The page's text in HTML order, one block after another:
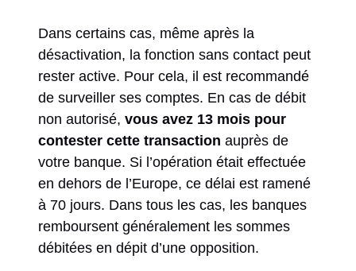
Dans certains cas, même après la
désactivation, la fonction sans contact peut
rester active. Pour cela, il est recommandé
de surveiller ses comptes. En cas de débit
non autorisé, vous avez 13 mois pour
contester cette transaction auprès de
votre banque. Si l’opération était effectuée
en dehors de l’Europe, ce délai est ramené
à 70 jours. Dans tous les cas, les banques
remboursent généralement les sommes
débitées en dépit d’une opposition.